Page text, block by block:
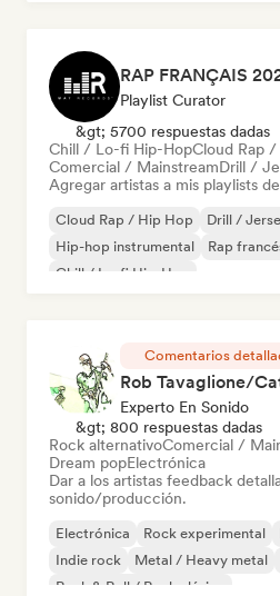
Playlist Curator
&gt; 5700 respuestas dadas
Chill / Lo-fi Hip-HopCloud Rap
Comercial / MainstreamDrill /
Agregar artistas a mis playlists
Cloud Rap / Hip Hop Drill /
Hip-hop instrumental
Rap
Chill / Lo-fi Hip-Hop
Comentarios
Rob Tavaglione/
Experto En Sonido
&gt; 800 respuestas dadas
Rock alternativoComercial /
Dream popElectrónica
Dar a los artistas feedback
sonido/producción.
Electrónica Rock experimental
Indie rock
Metal / Heavy metal
Rock & Roll / Rock clásico